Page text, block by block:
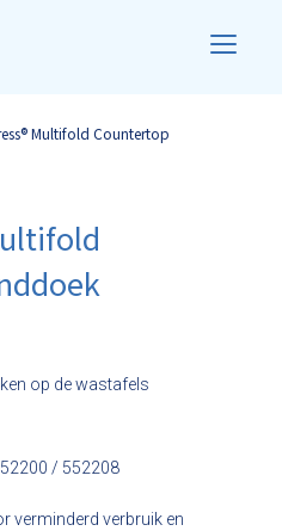
Multifold Countertop
op de wastafels
/ 552208
verminderd verbruik en